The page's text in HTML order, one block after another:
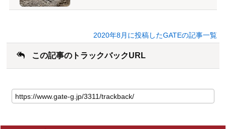
2020年8月に投稿したGATEの記事一覧
この記事のトラックバックURL
の
記
の